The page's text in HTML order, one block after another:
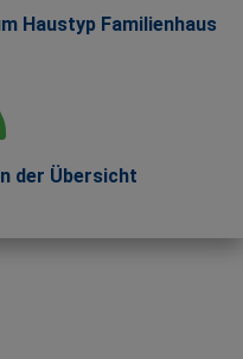
Haustyp Familienhaus
der Übersicht